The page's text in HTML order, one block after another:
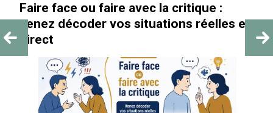
Faire face ou faire avec la critique :
venez décoder vos situations réelles en
direct